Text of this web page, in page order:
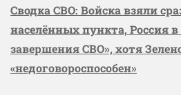
Сводка СВО: Войска взяли
населённых пункта, Россия
завершения СВО», хотя
«недоговороспособен»